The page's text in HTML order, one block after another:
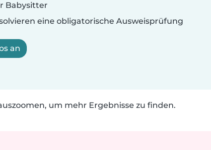
Babysitter
eine obligatorische Ausweisprüfung
an
um mehr Ergebnisse zu finden.